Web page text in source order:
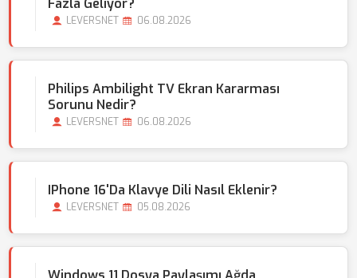
Fazla Geliyor?
LEVERSNET 06.08.2026
Philips Ambilight TV Ekran Kararması
Sorunu Nedir?
LEVERSNET 06.08.2026
IPhone 16'da Klavye Dili Nasıl Eklenir?
LEVERSNET 05.08.2026